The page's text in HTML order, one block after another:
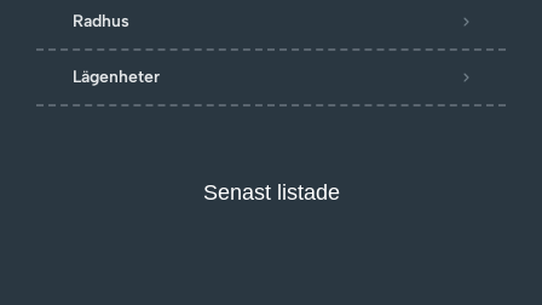
Radhus
Lägenheter
Senast listade